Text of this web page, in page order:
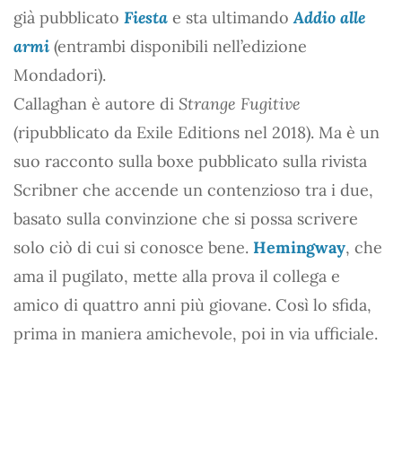
già pubblicato Fiesta e sta ultimandoAddio alle
armi (entrambi disponibili nell’edizione
Mondadori).
Callaghan è autore di Strange Fugitive
(ripubblicato da Exile Editions nel 2018). Ma è un
suo racconto sulla boxe pubblicato sulla rivista
Scribner che accende un contenzioso tra i due,
basato sulla convinzione che si possa scrivere
solo ciò di cui si conosce bene. Hemingway, che
ama il pugilato, mette alla prova il collega e
amico di quattro anni più giovane. Così lo sfida,
prima in maniera amichevole, poi in via ufficiale.